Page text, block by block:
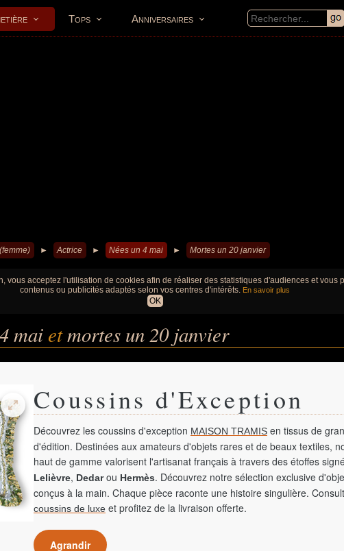
Tops Anniversaires
► Actrice ► Nées un 4 mai ► Mortes un 20 janvier
vous acceptez l'utilisation de cookies afin de réaliser des statistiques d'audiences et vous
contenus ou publicités adaptés selon vos centres d'intérêts. En savoir plus
OK
mai etmortes un 20 janvier
Coussins d'Exception
Découvrez les coussins d'exception MAISON TRAMIS en tissus de
d'édition. Destinées aux amateurs d'objets rares et de beaux textiles,
haut de gamme valorisent l'artisanat français à travers des étoffes
Lelièvre, Dedarou Hermès. Découvrez notre sélection exclusive
conçus à la main. Chaque pièce raconte une histoire singulière.
coussins de luxe et profitez de la livraison offerte.
Agrandir